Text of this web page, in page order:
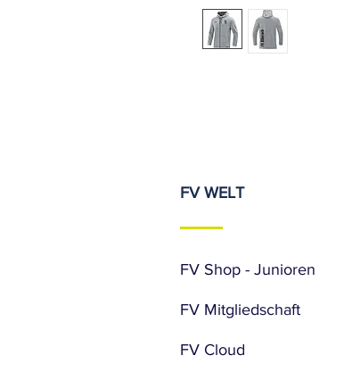
FV WELT
FV Shop - Junioren
FV Mitgliedschaft
FV Cloud